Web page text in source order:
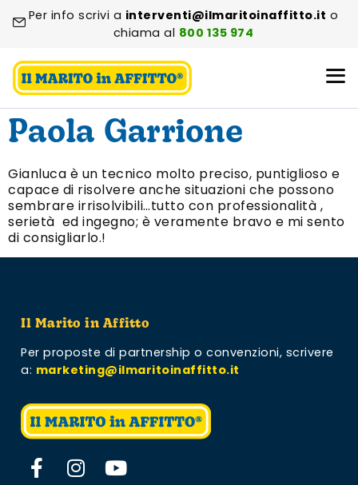
Per info scrivi a interventi@ilmaritoinaffitto.it o
chiama al 800 135 974
Paola Garrione
Gianluca è un tecnico molto preciso, puntiglioso e
capace di risolvere anche situazioni che possono
sembrare irrisolvibili…tutto con professionalità ,
serietà ed ingegno; è veramente bravo e mi sento
di consigliarlo.!
Il Marito in Affitto
Per proposte di partnership o convenzioni, scrivere
a: marketing@ilmaritoinaffitto.it